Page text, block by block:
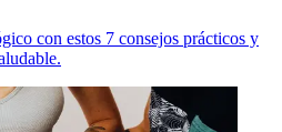
con estos 7 consejos prácticos y